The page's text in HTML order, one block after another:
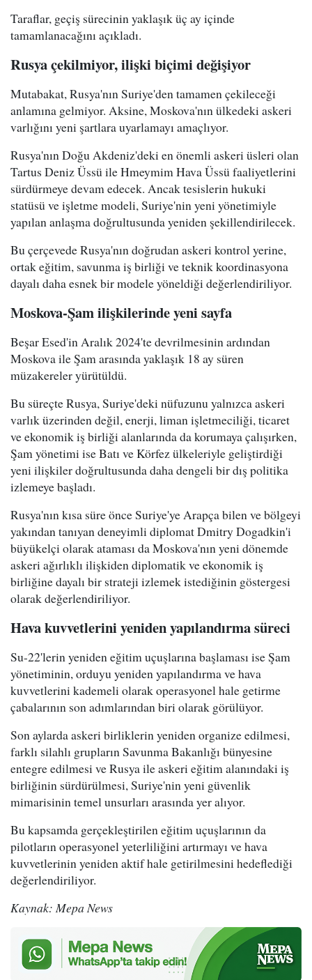
Taraflar, geçiş sürecinin yaklaşık üç ay içinde
tamamlanacağını açıkladı.
Rusya çekilmiyor, ilişki biçimi değişiyor
Mutabakat, Rusya'nın Suriye'den tamamen çekileceği
anlamına gelmiyor. Aksine, Moskova'nın ülkedeki askeri
varlığını yeni şartlara uyarlamayı amaçlıyor.
Rusya'nın Doğu Akdeniz'deki en önemli askeri üsleri olan
Tartus Deniz Üssü ile Hmeymim Hava Üssü faaliyetlerini
sürdürmeye devam edecek. Ancak tesislerin hukuki
statüsü ve işletme modeli, Suriye'nin yeni yönetimiyle
yapılan anlaşma doğrultusunda yeniden şekillendirilecek.
Bu çerçevede Rusya'nın doğrudan askeri kontrol yerine,
ortak eğitim, savunma iş birliği ve teknik koordinasyona
dayalı daha esnek bir modele yöneldiği değerlendiriliyor.
Moskova-Şam ilişkilerinde yeni sayfa
Beşar Esed'in Aralık 2024'te devrilmesinin ardından
Moskova ile Şam arasında yaklaşık 18 ay süren
müzakereler yürütüldü.
Bu süreçte Rusya, Suriye'deki nüfuzunu yalnızca askeri
varlık üzerinden değil, enerji, liman işletmeciliği, ticaret
ve ekonomik iş birliği alanlarında da korumaya çalışırken,
Şam yönetimi ise Batı ve Körfez ülkeleriyle geliştirdiği
yeni ilişkiler doğrultusunda daha dengeli bir dış politika
izlemeye başladı.
Rusya'nın kısa süre önce Suriye'ye Arapça bilen ve bölgeyi
yakından tanıyan deneyimli diplomat Dmitry Dogadkin'i
büyükelçi olarak ataması da Moskova'nın yeni dönemde
askeri ağırlıklı ilişkiden diplomatik ve ekonomik iş
birliğine dayalı bir strateji izlemek istediğinin göstergesi
olarak değerlendiriliyor.
Hava kuvvetlerini yeniden yapılandırma süreci
Su-22'lerin yeniden eğitim uçuşlarına başlaması ise Şam
yönetiminin, orduyu yeniden yapılandırma ve hava
kuvvetlerini kademeli olarak operasyonel hale getirme
çabalarının son adımlarından biri olarak görülüyor.
Son aylarda askeri birliklerin yeniden organize edilmesi,
farklı silahlı grupların Savunma Bakanlığı bünyesine
entegre edilmesi ve Rusya ile askeri eğitim alanındaki iş
birliğinin sürdürülmesi, Suriye'nin yeni güvenlik
mimarisinin temel unsurları arasında yer alıyor.
Bu kapsamda gerçekleştirilen eğitim uçuşlarının da
pilotların operasyonel yeterliliğini artırmayı ve hava
kuvvetlerinin yeniden aktif hale getirilmesini hedeflediği
değerlendiriliyor.
Kaynak: Mepa News